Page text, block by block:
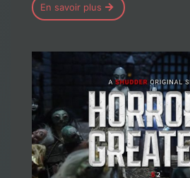
En savoir plus